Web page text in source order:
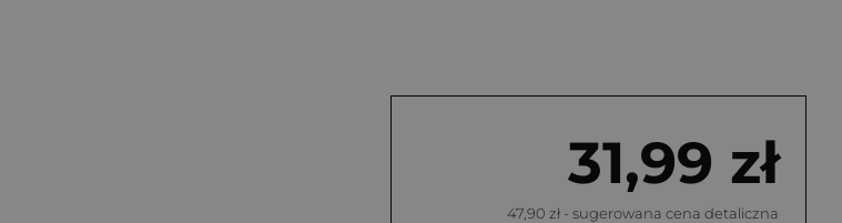
31,99 zł
47,90 zł - sugerowana cena detaliczna